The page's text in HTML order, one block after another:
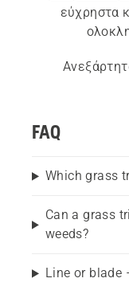
εύχρηστα
Husqvarna
χορτοκοπτικού
FAQ
Which grass
Can a grass
weeds?
Line or blade